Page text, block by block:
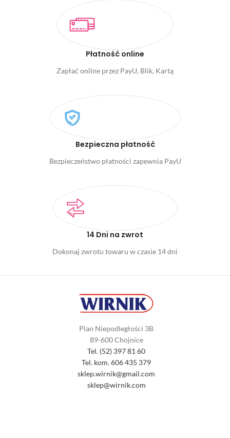
Płatność online
Zapłać online przez PayU, Blik, Kartą
Bezpieczna płatność
Bezpieczeństwo płatności zapewnia PayU
14 Dni na zwrot
Dokonaj zwrotu towaru w czasie 14 dni
Plan Niepodległości 3B
89-600 Chojnice
Tel. (52) 397 81 60
Tel. kom. 606 435 379
sklep.wirnik@gmail.com
sklep@wirnik.com